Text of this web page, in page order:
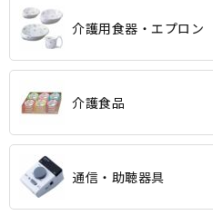
介護用食器・エプロン
介護食品
通信・助聴器具